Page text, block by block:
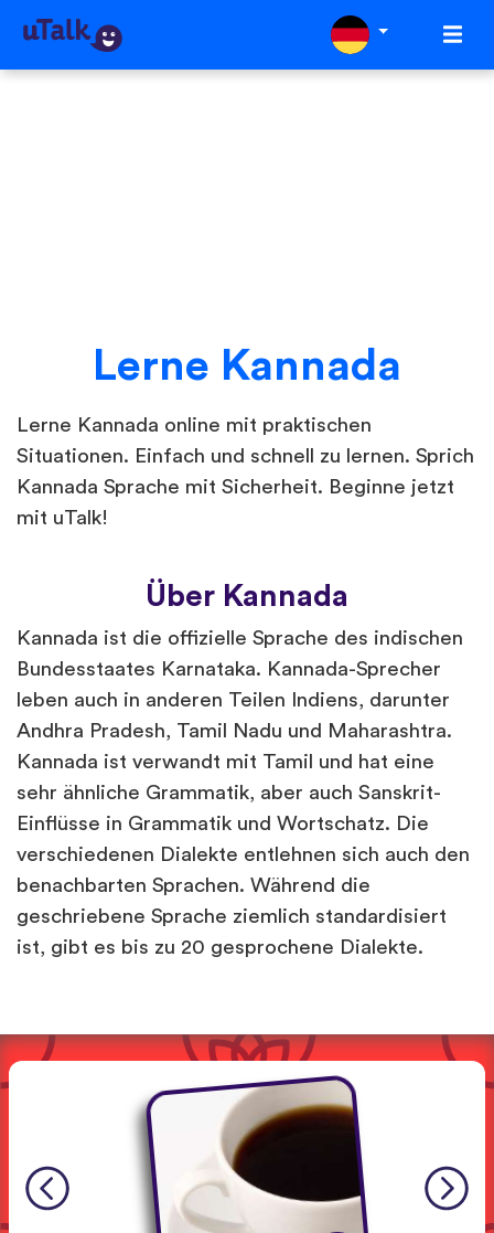
Lerne Kannada
Lerne Kannada online mit praktischen
Situationen. Einfach und schnell zu lernen. Sprich
Kannada Sprache mit Sicherheit. Beginne jetzt
mit uTalk!
Über Kannada
Kannada ist die offizielle Sprache des indischen
Bundesstaates Karnataka. Kannada-Sprecher
leben auch in anderen Teilen Indiens, darunter
Andhra Pradesh, Tamil Nadu und Maharashtra.
Kannada ist verwandt mit Tamil und hat eine
sehr ähnliche Grammatik, aber auch Sanskrit-
Einflüsse in Grammatik und Wortschatz. Die
verschiedenen Dialekte entlehnen sich auch den
benachbarten Sprachen. Während die
geschriebene Sprache ziemlich standardisiert
ist, gibt es bis zu 20 gesprochene Dialekte.